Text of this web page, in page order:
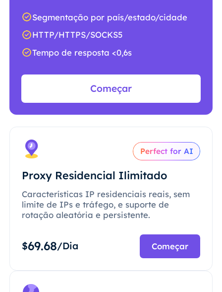
Segmentação por país/estado/cidade
HTTP/HTTPS/SOCKS5
Tempo de resposta <0,6s
Começar
Perfect for AI
Proxy Residencial Ilimitado
Características IP residenciais reais, sem
limite de IPs e tráfego, e suporte de
rotação aleatória e persistente.
$69.68/Dia Começar